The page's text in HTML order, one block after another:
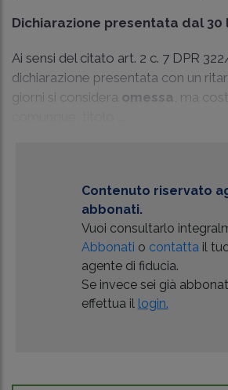
Dichiarazione presentata dal 30
Ai sensi del citato art. 2 c. 7 DPR
dichiarazione presentata con un
giorni si considera omessa , ma
Contenuto riservato
abbonati.
Vuoi consultarlo
Abbonati o contatta il
agente di fiducia.
Se invece sei già
effettua il login.